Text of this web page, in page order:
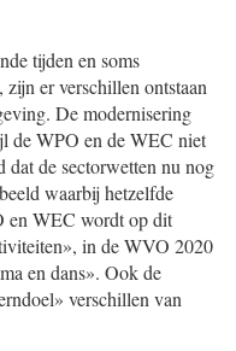
tijden en soms
er verschillen ontstaan
De modernisering
de WPO en de WEC niet
dat de sectorwetten nu nog
waarbij hetzelfde
en WEC wordt op dit
in de WVO 2020
en dans». Ook de
verschillen van